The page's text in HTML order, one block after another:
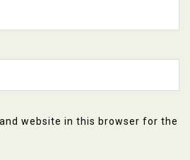
website in this browser for the